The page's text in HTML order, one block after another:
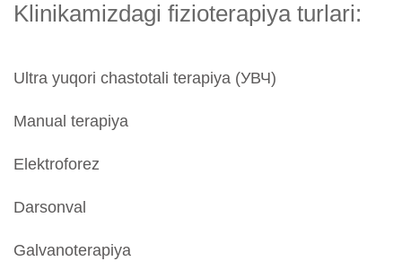
Klinikamizdagi fizioterapiya turlari:
Ultra yuqori chastotali terapiya (УВЧ)
Manual terapiya
Elektroforez
Darsonval
Galvanoterapiya